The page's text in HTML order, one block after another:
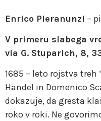
Enrico Pieranunzi –
V primeru slabega
via G. Stuparich, 8,
1685 – leto rojstva treh
Händel in Domenico
dokazuje, da gresta
roko v roki. Ne